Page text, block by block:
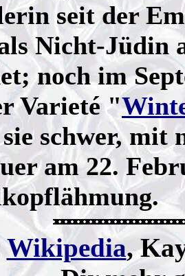
seit der
Nicht-
noch im
Varieté "
schwer, mit
am 22.
Wikipedia,